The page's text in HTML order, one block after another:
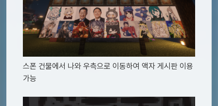
스폰 건물에서 나와 우측으로 이동하여 액자 게시판 이용
가능